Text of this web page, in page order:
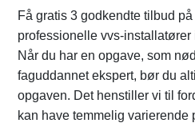
Få gratis 3 godkendte tilbud
professionelle vvs-installatører
Når du har en opgave, som
faguddannet ekspert, bør du
opgaven. Det henstiller vi til
kan have temmelig varierende